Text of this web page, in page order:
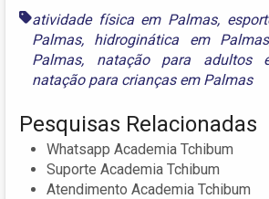
atividade física em Palmas,
Palmas, hidroginática em Palmas
Palmas, natação para adultos
natação para crianças em Palmas
Pesquisas Relacionadas
Whatsapp Academia Tchibum
Suporte Academia Tchibum
Atendimento Academia Tchibum